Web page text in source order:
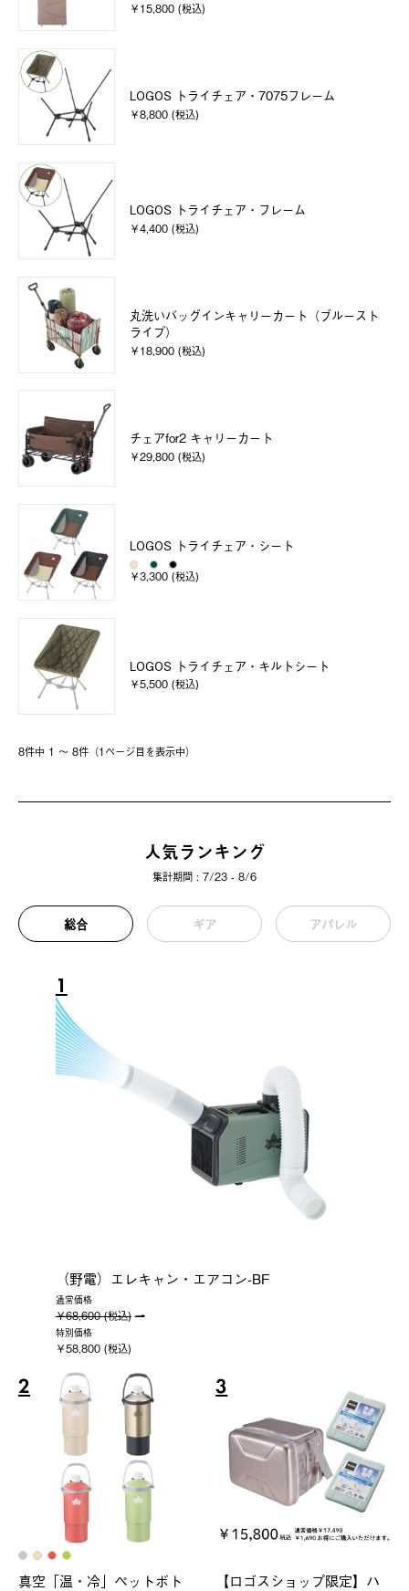
￥15,800 (税込)
LOGOS トライチェア・7075フレーム
￥8,800 (税込)
LOGOS トライチェア・フレーム
￥4,400 (税込)
丸洗いバッグインキャリーカート（ブルースト
ライプ）
￥18,900 (税込)
チェアfor2 キャリーカート
￥29,800 (税込)
LOGOS トライチェア・シート
￥3,300 (税込)
LOGOS トライチェア・キルトシート
￥5,500 (税込)
8件中 1 〜 8件（1ページ⽬を表⽰中）
人気ランキング
集計期間 : 7/23 - 8/6
総合 ギア アパレル
1
（野電）エレキャン・エアコン-BF
通常価格
￥68,600 (税込)
特別価格
￥58,800 (税込)
2
真空「温・冷」ペットボト
3
【ロゴスショップ限定】ハ